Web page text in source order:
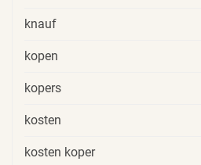
knauf
kopen
kopers
kosten
kosten koper